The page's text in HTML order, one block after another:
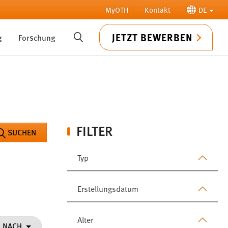
MyOTH Kontakt DE
Forschung SUCHE JETZT BEWERBEN
FILTER
Typ
Erstellungsdatum
Alter
SUCHEN